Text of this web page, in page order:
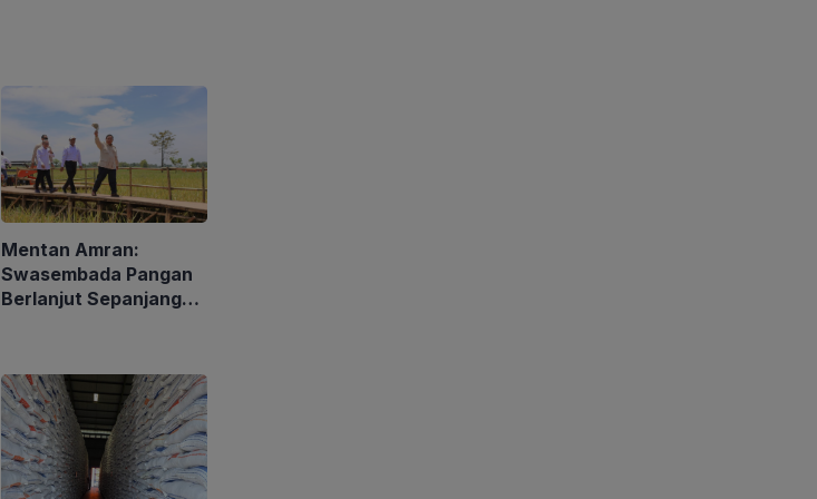
Mentan Amran:
Swasembada Pangan
Berlanjut Sepanjang